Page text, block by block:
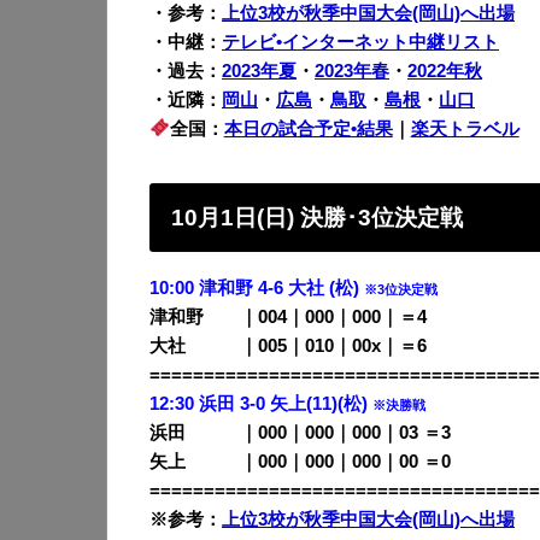
・参考：
上位3校が秋季中国大会(岡山)へ出場
・中継： テレビ•インターネット中継リスト
・過去： 2023年夏 ・ 2023年春 ・ 2022年秋
・近隣： 岡山 ・ 広島 ・ 鳥取 ・ 島根 ・ 山口
全国： 本日の試合予定•結果｜ 楽天トラベル
10月1日(日) 決勝･3位決定戦
10:00 津和野 4-6 大社 (松) ※3位決定戦
津和野 ｜004｜000｜000｜＝4
大社 ｜005｜010｜00x｜＝6
12:30 浜田 3-0 矢上(11)(松) ※決勝戦
浜田 ｜000｜000｜000｜03 ＝3
矢上 ｜000｜000｜000｜00 ＝0
※参考：
上位3校が秋季中国大会(岡山)へ出場